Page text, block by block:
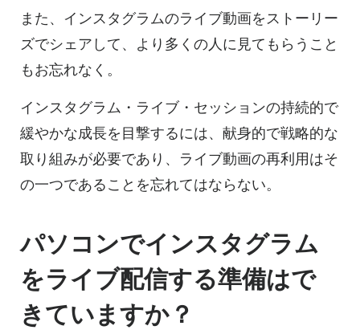
また、インスタグラムのライブ動画をストーリー
ズでシェアして、より多くの人に見てもらうこと
もお忘れなく。
インスタグラム・ライブ・セッションの持続的で
緩やかな成長を目撃するには、献身的で戦略的な
取り組みが必要であり、ライブ動画の再利用はそ
の一つであることを忘れてはならない。
パソコンでインスタグラム
をライブ配信する準備はで
きていますか？